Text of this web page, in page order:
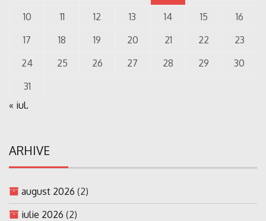
10
11 12 13 14 15
16
17
18 19 20 21 22
23
24
25 26 27 28 29
30
31
« iul.
ARHIVE
august 2026 (2)
iulie 2026 (2)